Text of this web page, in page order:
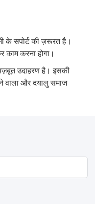
के सपोर्ट की ज़रूरत है।
काम करना होगा।
उदाहरण है। इसकी
और दयालु समाज